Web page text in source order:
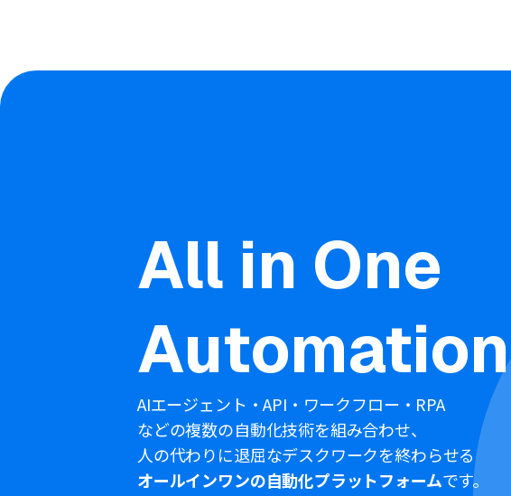
All in One
Automation
AIエージェント・API・ワークフロー・RPA
などの複数の自動化技術を組み合わせ、
人の代わりに退屈なデスクワークを終わらせる
オールインワンの自動化プラットフォームです。